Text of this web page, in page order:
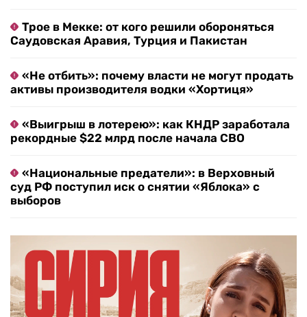
Трое в Мекке: от кого решили обороняться
Саудовская Аравия, Турция и Пакистан
«Не отбить»: почему власти не могут продать
активы производителя водки «Хортиця»
«Выигрыш в лотерею»: как КНДР заработала
рекордные $22 млрд после начала СВО
«Национальные предатели»: в Верховный
суд РФ поступил иск о снятии «Яблока» с
выборов